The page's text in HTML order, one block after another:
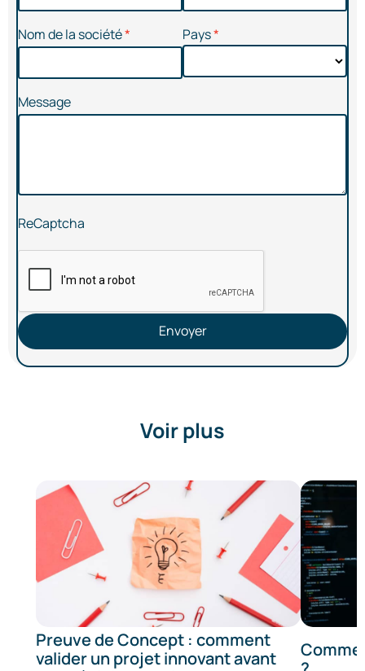
Nom de la société Pays
Message
ReCaptcha
Envoyer
Voir plus
Preuve de Concept : comment
valider un projet innovant avant